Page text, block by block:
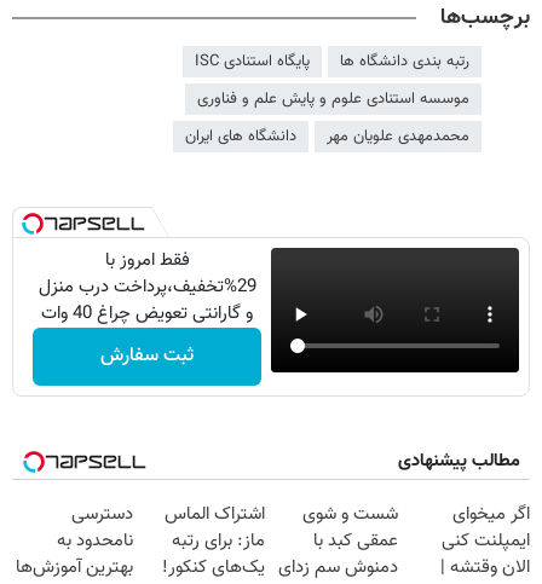
برچسب‌ها
رتبه بندی دانشگاه ها
پایگاه استنادی ISC
موسسه استنادی علوم و پایش علم و فناوری
محمدمهدی علویان مهر
دانشگاه های ایران
فقط امروز با
29%تخفیف،پرداخت درب منزل
و گارانتی تعویض چراغ 40 وات
بخر
ثبت سفارش
مطالب پیشنهادی
اگر میخوای
ایمپلنت کنی
الان وقتشه |
شست و شوی
عمقی کبد با
دمنوش سم زدای
اشتراک الماس
ماز: برای رتبه
یک‌های کنکور!
دسترسی
نامحدود به
بهترین آموزش‌ها